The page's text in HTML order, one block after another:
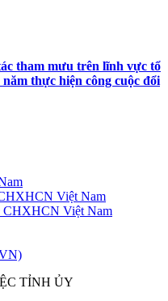
tham mưu trên lĩnh vực tổ
thực hiện công cuộc đổi
Việt Nam
Việt Nam
TỈNH ỦY